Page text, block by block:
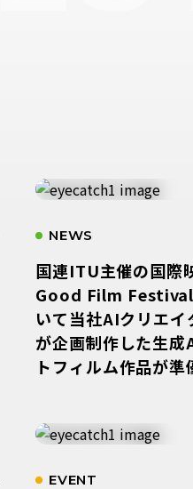
NEWS
国連ITU主催の国際
Good Film
いて当社AIクリエイ
が企画制作した生成
トフィルム作品が準
EVENT